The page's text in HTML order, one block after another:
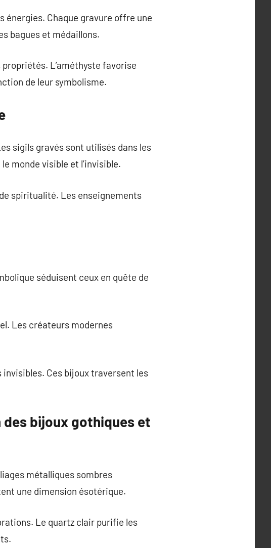
Chaque gravure offre une
bagues et médaillons.
L’améthyste favorise
de leur symbolisme.
sigils gravés sont utilisés dans les
monde visible et l’invisible.
spiritualité. Les enseignements
séduisent ceux en quête de
Les créateurs modernes
invisibles. Ces bijoux traversent les
bijoux gothiques et
métalliques sombres
une dimension ésotérique.
Le quartz clair purifie les